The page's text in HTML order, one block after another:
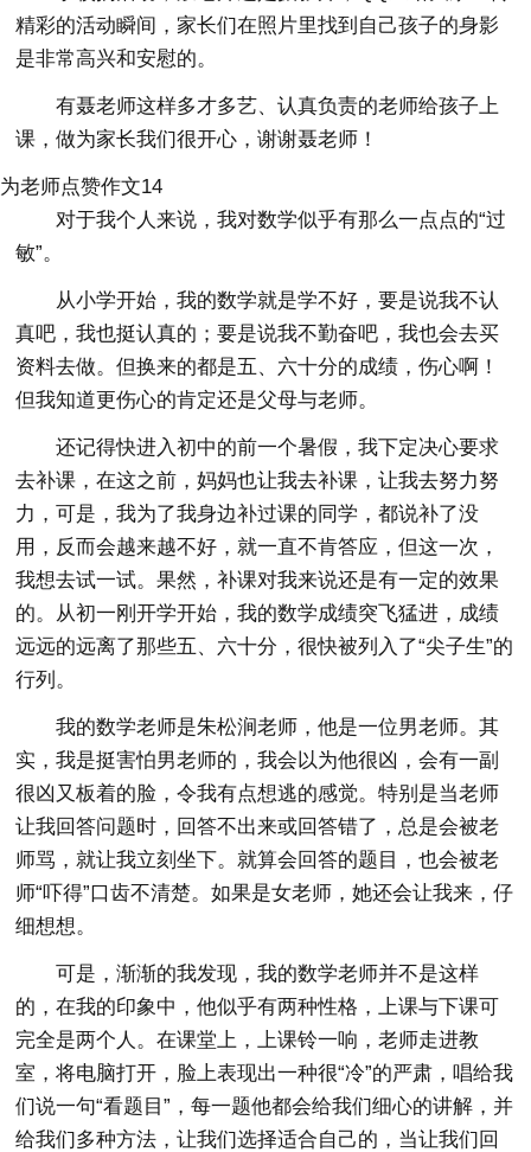
精彩的活动瞬间，家长们在照片里找到自己孩子的身影
是非常高兴和安慰的。
有聂老师这样多才多艺、认真负责的老师给孩子上
课，做为家长我们很开心，谢谢聂老师！
为老师点赞作文14
对于我个人来说，我对数学似乎有那么一点点的“过
敏”。
从小学开始，我的数学就是学不好，要是说我不认
真吧，我也挺认真的；要是说我不勤奋吧，我也会去买
资料去做。但换来的都是五、六十分的成绩，伤心啊！
但我知道更伤心的肯定还是父母与老师。
还记得快进入初中的前一个暑假，我下定决心要求
去补课，在这之前，妈妈也让我去补课，让我去努力努
力，可是，我为了我身边补过课的同学，都说补了没
用，反而会越来越不好，就一直不肯答应，但这一次，
我想去试一试。果然，补课对我来说还是有一定的效果
的。从初一刚开学开始，我的数学成绩突飞猛进，成绩
远远的远离了那些五、六十分，很快被列入了“尖子生”的
行列。
我的数学老师是朱松涧老师，他是一位男老师。其
实，我是挺害怕男老师的，我会以为他很凶，会有一副
很凶又板着的脸，令我有点想逃的感觉。特别是当老师
让我回答问题时，回答不出来或回答错了，总是会被老
师骂，就让我立刻坐下。就算会回答的题目，也会被老
师“吓得”口齿不清楚。如果是女老师，她还会让我来，仔
细想想。
可是，渐渐的我发现，我的数学老师并不是这样
的，在我的印象中，他似乎有两种性格，上课与下课可
完全是两个人。在课堂上，上课铃一响，老师走进教
室，将电脑打开，脸上表现出一种很“冷”的严肃，唱给我
们说一句“看题目”，每一题他都会给我们细心的讲解，并
给我们多种方法，让我们选择适合自己的，当让我们回